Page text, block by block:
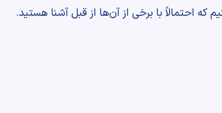
که احتمالاً با برخی از آن‌ها از قبل آشنا هستید.